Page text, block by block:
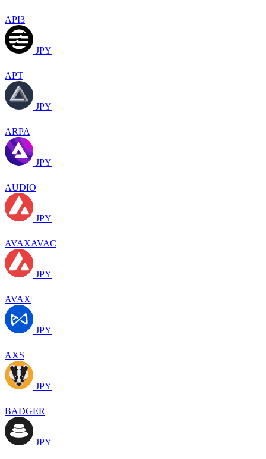
API3
JPY
APT
JPY
ARPA
JPY
AUDIO
JPY
AVAXAVAC
JPY
AVAX
JPY
AXS
JPY
BADGER
JPY